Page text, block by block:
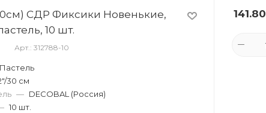
СДР Фиксики Новенькие,
10 шт.
Арт.: 312788-10
Пастель
30 см
— DECOBAL (Россия)
10 шт.
141.80